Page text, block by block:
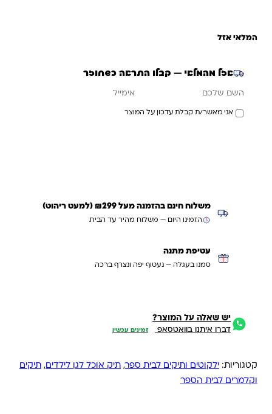
המלאי אזל
אזל מהמלאי — קבלו התראה כשחוזר
אני מאשר/ת קבלת עדכון על המוצר
משלוח חינם בהזמנה מעל ₪299 (למעט ריהוט)
הזמינו היום — משלוח מהיר עד הבית
עטיפת מתנה
סמנו בעגלה — נעטוף יפה ונצרף ברכה
יש שאלה על המוצר?
דברו איתנו בוואטסאפ זמינים עכשיו
קטגוריות: ילקוטים ותיקים לבית ספר, תיק אוכל לגן לילדים, תיקים
וקלמרים לבית הספר